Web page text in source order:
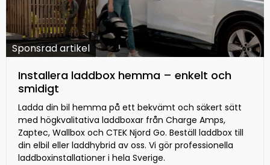
Sponsrad artikel
Installera laddbox hemma – enkelt och
smidigt
Ladda din bil hemma på ett bekvämt och säkert sätt
med högkvalitativa laddboxar från Charge Amps,
Zaptec, Wallbox och CTEK Njord Go. Beställ laddbox till
din elbil eller laddhybrid av oss. Vi gör professionella
laddboxinstallationer i hela Sverige.